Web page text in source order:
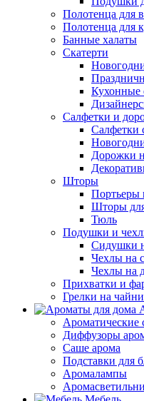
Полотенца для
Полотенца для
Банные халаты
Скатерти
Кухонные
Салфетки и
Салфетки
Дорожки
Шторы
Портьеры
Шторы
Тюль
Подушки и
Сидушки
Чехлы на
Чехлы на
Прихватки и
Грелки на
Ароматические
Диффузоры
Саше арома
Подставки для
Аромалампы